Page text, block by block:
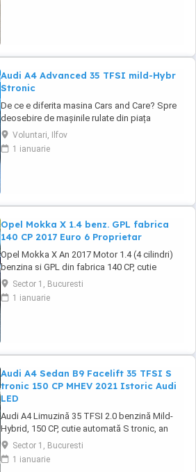
Audi A4 Advanced 35 TFSI mild-Hybr
Stronic
De ce e diferita masina Cars and Care? Spre
deosebire de mașinile rulate din piața
obișnuită, aceasta vine direct din flota proprie
a Business Lease — parte a grupului
internațional Autobinck, cu peste 10 ani de
Voluntari, Ilfov
1 ianuarie
Opel Mokka X 1.4 benz. GPL fabrica
140 CP 2017 Euro 6 Proprietar
Opel Mokka X An 2017 Motor 1.4 (4 cilindri)
benzina si GPL din fabrica 140 CP, cutie
manuala 6 trepte, distributie lant, Rulaj
182.550 km reali, certificati, carte service
completa, adusa in decembrie 2021 din
Sector 1, Bucuresti
1 ianuarie
Audi A4 Sedan B9 Facelift 35 TFSI S
tronic 150 CP MHEV 2021 Istoric Audi
LED
Audi A4 Limuzină 35 TFSI 2.0 benzină Mild-
Hybrid, 150 CP, cutie automată S tronic, an
fabricație 2021, model 2022, adusa recent din
Olanda. Mașină bine întreținută, cu istoric
complet de service și toate reviziile efectuate
Sector 1, Bucuresti
1 ianuarie